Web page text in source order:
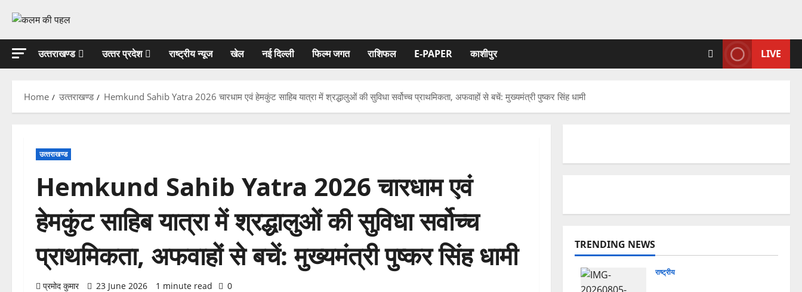
content
उत्‍तराखण्‍ड
उत्‍तर प्रदेश राष्ट्रीय न्यूज खेल नई दिल्ली फिल्‍म जगत राशिफल E-PAPER काशीपुर LIVE
Home उत्‍तराखण्‍ड Hemkund Sahib Yatra 2026 चारधाम एवं हेमकुंट साहिब यात्रा में श्रद्धालुओं की सुविधा सर्वोच्च प्राथमिकता, अफवाहों से बचें: मुख्यमंत्री पुष्कर सिंह धामी
उत्‍तराखण्‍ड
Hemkund Sahib Yatra 2026 चारधाम एवं
हेमकुंट साहिब यात्रा में श्रद्धालुओं की सुविधा सर्वोच्च
प्राथमिकता, अफवाहों से बचें: मुख्यमंत्री पुष्कर सिंह धामी
प्रमोद कुमार 23 June 2026 1 minute read 0
TRENDING NEWS
राष्ट्रीय